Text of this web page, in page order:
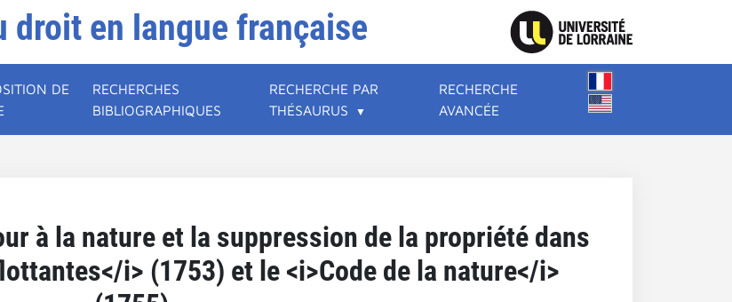
en langue française
DE
RECHERCHES
BIBLIOGRAPHIQUES
RECHERCHE PAR
THÉSAURUS
RECHERCHE
AVANCÉE
à la nature et la suppression de la propriété dans
i> (1753) et le <i>Code de la nature</i>